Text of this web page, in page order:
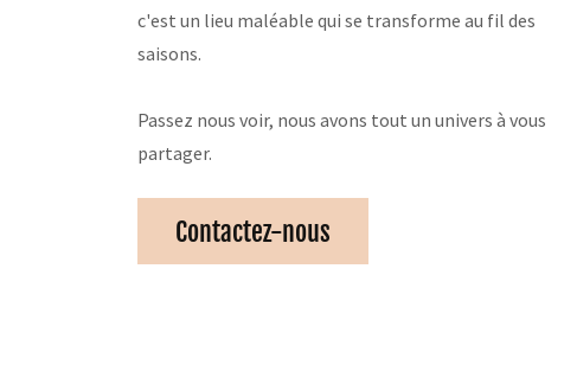
c'est un lieu maléable qui se transforme au fil des
saisons.
Passez nous voir, nous avons tout un univers à vous
partager.
Contactez-nous